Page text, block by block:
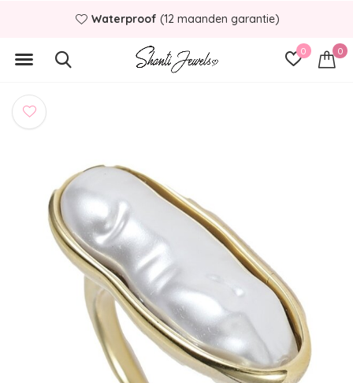
0 0
Waterproof (12 maanden garantie)